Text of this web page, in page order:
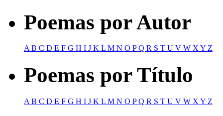
Poemas por Autor
AB C D E F G H I J K L M N O PQ R S T U V W XY Z
Poemas por Título
A B C D E F G H I J K L M N O PQ R S T U V W X Y Z